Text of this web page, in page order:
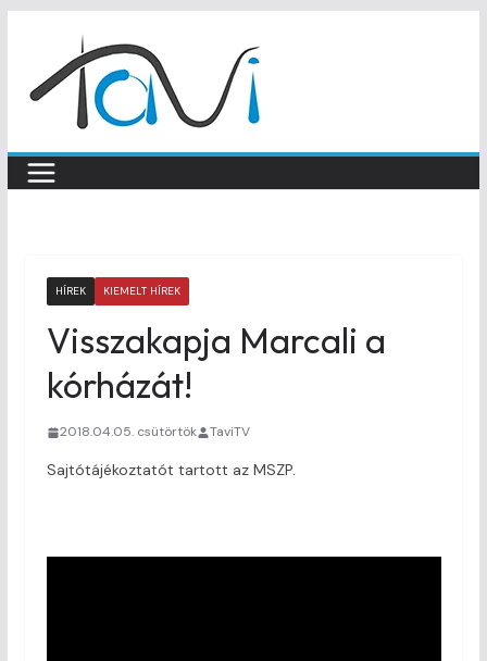
content
HÍREK KIEMELT HÍREK
Visszakapja Marcali a
kórházát!
2018.04.05. csütörtök TaviTV
Sajtótájékoztatót tartott az MSZP.